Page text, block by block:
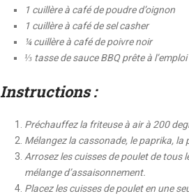
1 cuillère à café de poudre d’oignon
1 cuillère à café de sel casher
¼ cuillère à café de poivre noir
⅓ tasse de sauce BBQ prête à l’emploi
Instructions :
Préchauffez la friteuse à air à 200
Mélangez la cassonade, le paprika, la
Arrosez les cuisses de poulet de tous
mélange d’assaisonnement.
Placez les cuisses de poulet en une